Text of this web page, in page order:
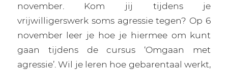
november. Kom jij tijdens je
vrijwilligerswerk soms agressie tegen? Op 6
november leer je hoe je hiermee om kunt
gaan tijdens de cursus ‘Omgaan met
agressie’. Wil je leren hoe gebarentaal werkt,